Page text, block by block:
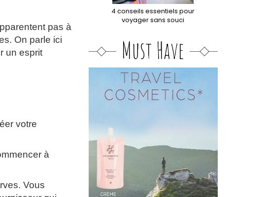
pas à
On parle ici
un esprit
votre
à
Vous
4 conseils essentiels pour
voyager sans souci
Must Have